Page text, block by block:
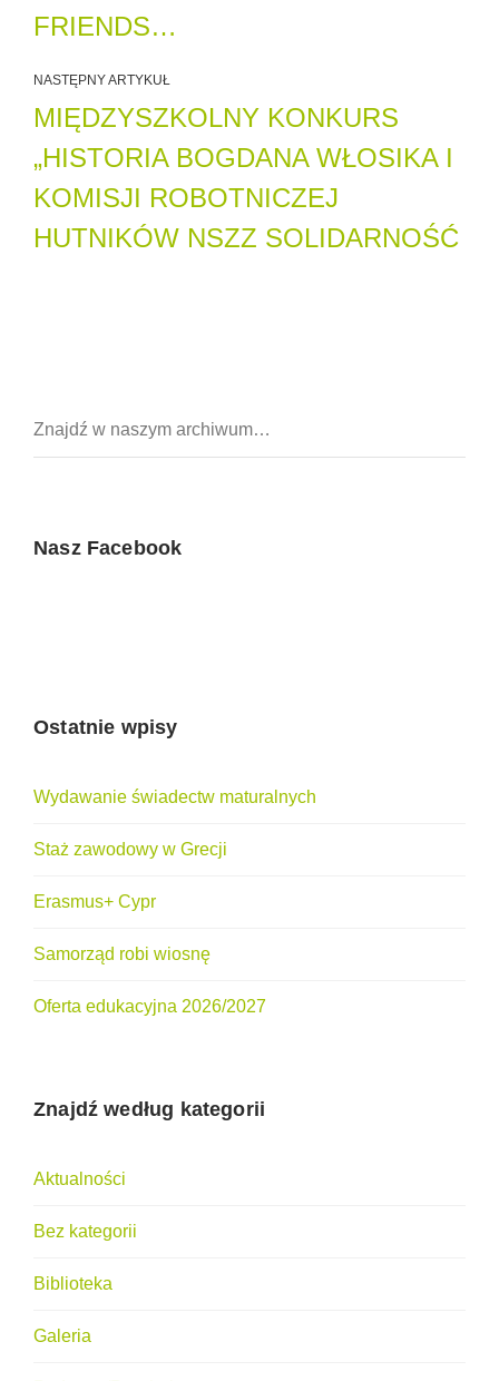
FRIENDS…
NASTĘPNY ARTYKUŁ
MIĘDZYSZKOLNY KONKURS
„HISTORIA BOGDANA WŁOSIKA I
KOMISJI ROBOTNICZEJ
HUTNIKÓW NSZZ SOLIDARNOŚĆ
Nasz Facebook
Ostatnie wpisy
Wydawanie świadectw maturalnych
Staż zawodowy w Grecji
Erasmus+ Cypr
Samorząd robi wiosnę
Oferta edukacyjna 2026/2027
Znajdź według kategorii
Aktualności
Bez kategorii
Biblioteka
Galeria